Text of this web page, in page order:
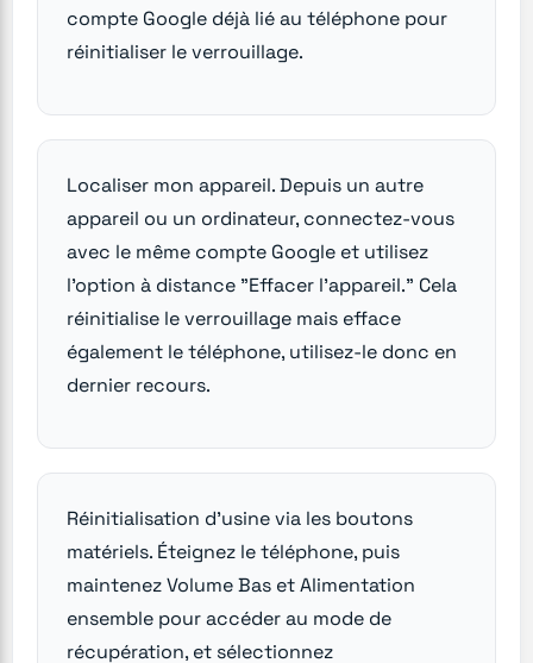
compte Google déjà lié au téléphone pour
réinitialiser le verrouillage.
Localiser mon appareil. Depuis un autre
appareil ou un ordinateur, connectez-vous
avec le même compte Google et utilisez
l'option à distance "Effacer l'appareil." Cela
réinitialise le verrouillage mais efface
également le téléphone, utilisez-le donc en
dernier recours.
Réinitialisation d'usine via les boutons
matériels. Éteignez le téléphone, puis
maintenez Volume Bas et Alimentation
ensemble pour accéder au mode de
récupération, et sélectionnez